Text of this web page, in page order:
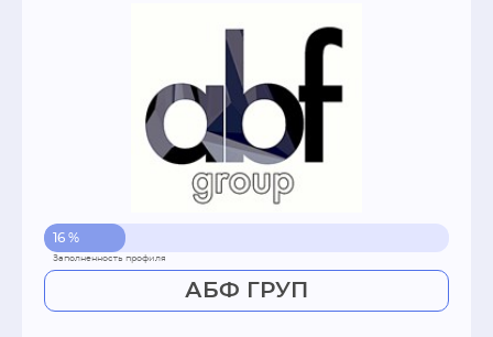
16 %
АБФ ГРУП